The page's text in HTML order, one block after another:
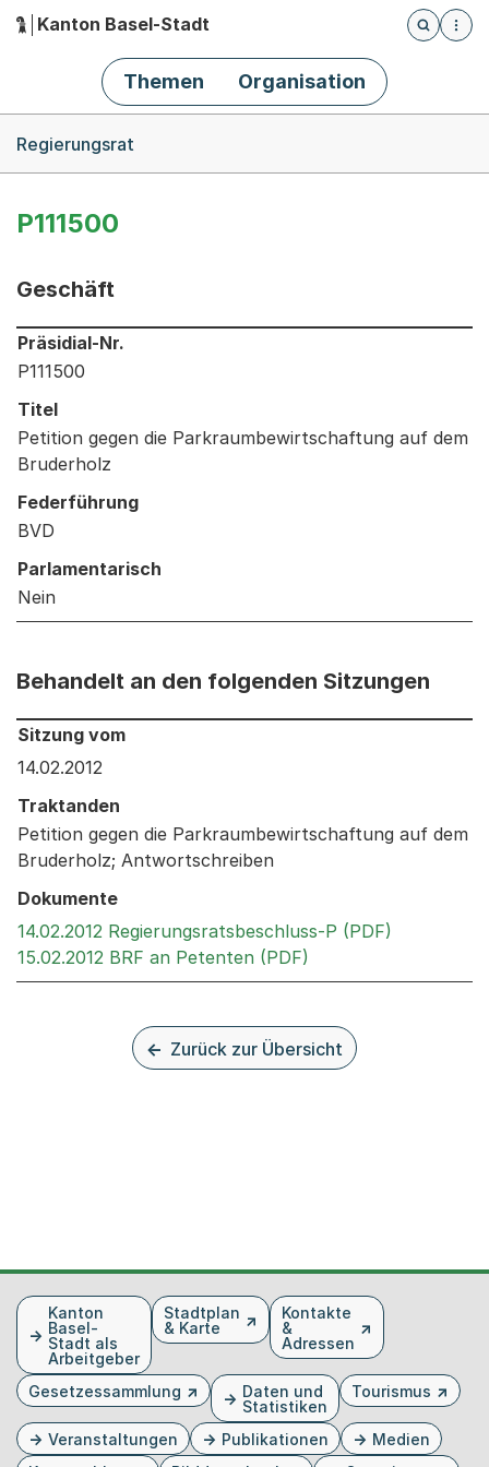
Hauptnavigation
Kanton Basel-Stadt
Öffnet
Themen Organisation
Regierungsrat
P111500
Geschäft
Informationen zum Ausgewählten Geschäft
Präsidial-Nr.
P111500
Titel
Petition gegen die Parkraumbewirtschaftung auf dem
Bruderholz
Federführung
BVD
Parlamentarisch
Nein
Behandelt an den folgenden Sitzungen
Behandelt an den folgenden Sitzungen: Informationen
Sitzung vom
14.02.2012
Traktanden
Petition gegen die Parkraumbewirtschaftung auf dem
Bruderholz; Antwortschreiben
Dokumente
14.02.2012 Regierungsratsbeschluss-P (PDF)
15.02.2012 BRF an Petenten (PDF)
Zurück zur Übersicht
FusszeileKanton
Basel-
Stadt als
Arbeitgeber
Stadtplan
& Karte
Kontakte
&
Adressen
Gesetzessammlung
Daten und
Statistiken
Tourismus
Veranstaltungen Publikationen
Medien